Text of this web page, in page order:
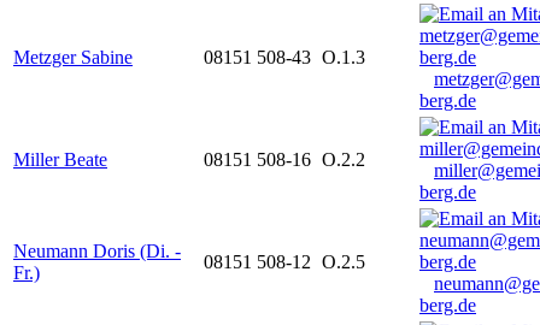
Metzger Sabine 08151 508-43 O.1.3
berg.de
Miller Beate 08151 508-16 O.2.2
berg.de
Neumann Doris (Di. -
Fr.)
08151 508-12 O.2.5
berg.de